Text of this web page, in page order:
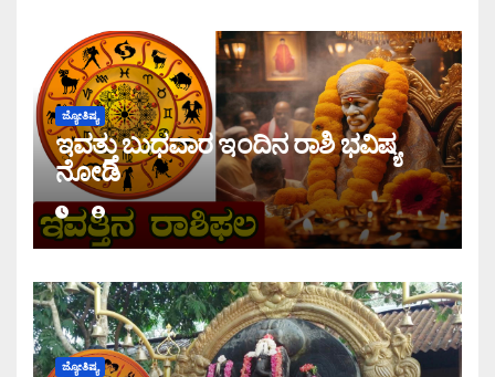
ಜ್ಯೋತಿಷ್ಯ
ಇವತ್ತು ಬುಧವಾರ ಇಂದಿನ ರಾಶಿ ಭವಿಷ್ಯ
ನೋಡಿ
ಜ್ಯೋತಿಷ್ಯ